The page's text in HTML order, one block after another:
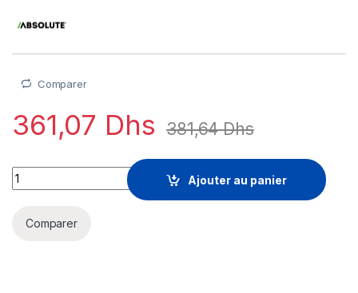
Comparer
361,07 Dhs 381,64Dhs
Absolute Control - licence d'abonnement (1 an) - 1 licence
Ajouter au panier
Comparer